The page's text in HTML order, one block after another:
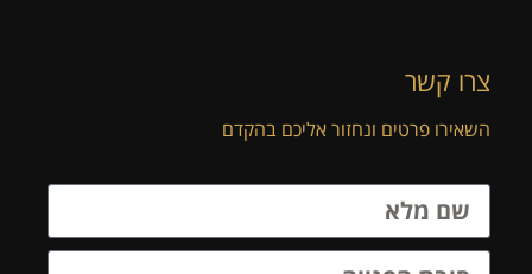
צרו קשר
השאירו פרטים ונחזור אליכם בהקדם